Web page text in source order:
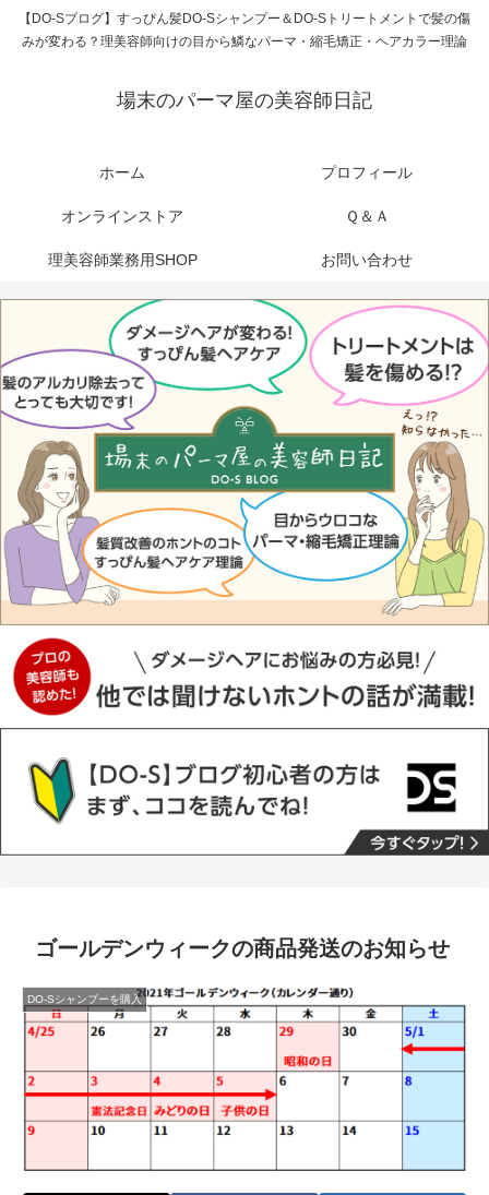
【DO-Sブログ】すっぴん髪DO-Sシャンプー＆DO-Sトリートメントで髪の傷
みが変わる？理美容師向けの目から鱗なパーマ・縮毛矯正・ヘアカラー理論
場末のパーマ屋の美容師日記
ホーム プロフィール
オンラインストア Ｑ＆Ａ
理美容師業務用SHOP お問い合わせ
ゴールデンウィークの商品発送のお知らせ
DO-Sシャンプーを購入